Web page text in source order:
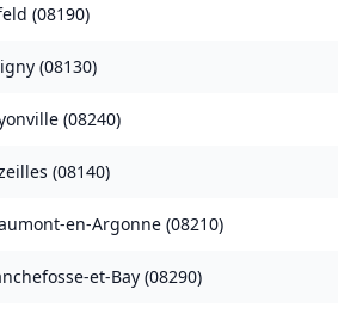
(08190)
(08130)
(08240)
(08140)
en-Argonne (08210)
et-Bay (08290)